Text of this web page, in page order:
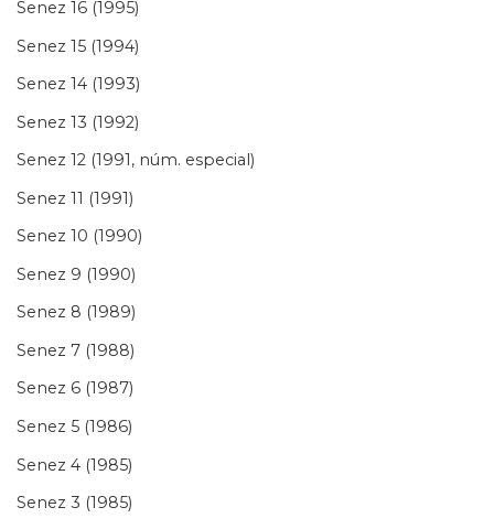
Senez 16 (1995)
Senez 15 (1994)
Senez 14 (1993)
Senez 13 (1992)
Senez 12 (1991, núm. especial)
Senez 11 (1991)
Senez 10 (1990)
Senez 9 (1990)
Senez 8 (1989)
Senez 7 (1988)
Senez 6 (1987)
Senez 5 (1986)
Senez 4 (1985)
Senez 3 (1985)